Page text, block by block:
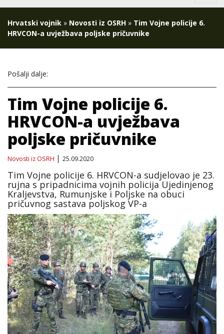
Hrvatski vojnik » Novosti iz OSRH » Tim Vojne policije 6.
HRVCON-a uvježbava poljske pričuvnike
Pošalji dalje:
Tim Vojne policije 6.
HRVCON-a uvježbava
poljske pričuvnike
Novosti iz OSRH 25.09.2020
Tim Vojne policije 6. HRVCON-a sudjelovao je 23.
rujna s pripadnicima vojnih policija Ujedinjenog
Kraljevstva, Rumunjske i Poljske na obuci
pričuvnog sastava poljskog VP-a